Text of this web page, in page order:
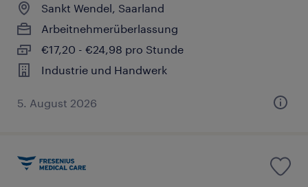
Sankt Wendel, Saarland
Arbeitnehmerüberlassung
€17,20 - €24,98 pro Stunde
Industrie und Handwerk
5. August 2026